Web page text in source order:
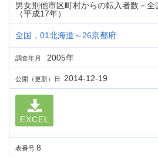
男女別他市区町村からの転入者数－
（平成17年）
全国，01北海道～26京都府
調査年月 2005年
公開（更新）日 2014-12-19
EXCEL
表番号 8